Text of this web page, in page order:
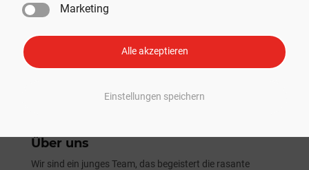
Marketing
Alle akzeptieren
Einstellungen speichern
Tesla Sommer-Update 2026: Alle Neuheiten und
Verbesserungen im Überblick
Über uns
Wir sind ein junges Team, das begeistert die rasante